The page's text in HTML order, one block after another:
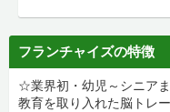
フランチャイズの特徴
☆業界初・幼児～シニア
教育を取り入れた脳トレ